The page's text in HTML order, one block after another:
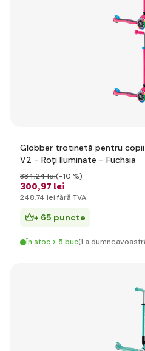
Globber trotinetă pentru
V2 - Roți Iluminate - Fuchsia
300,97 lei
334,24 lei(-10 %)
248,74 lei fără TVA
+ 65 puncte
În stoc > 5 buc(La